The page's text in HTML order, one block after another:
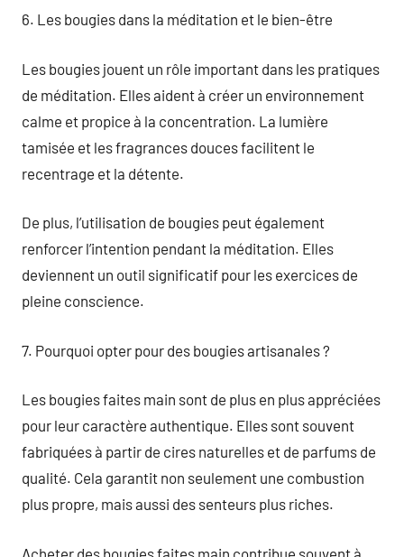
6. Les bougies dans la méditation et le bien-être
Les bougies jouent un rôle important dans les pratiques
de méditation. Elles aident à créer un environnement
calme et propice à la concentration. La lumière
tamisée et les fragrances douces facilitent le
recentrage et la détente.
De plus, l’utilisation de bougies peut également
renforcer l’intention pendant la méditation. Elles
deviennent un outil significatif pour les exercices de
pleine conscience.
7. Pourquoi opter pour des bougies artisanales ?
Les bougies faites main sont de plus en plus appréciées
pour leur caractère authentique. Elles sont souvent
fabriquées à partir de cires naturelles et de parfums de
qualité. Cela garantit non seulement une combustion
plus propre, mais aussi des senteurs plus riches.
Acheter des bougies faites main contribue souvent à